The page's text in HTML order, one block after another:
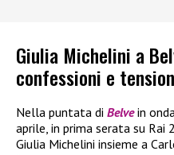
Giulia Michelini a
confessioni e
Nella puntata di Belve in
aprile, in prima serata su Rai
Giulia Michelini insieme a